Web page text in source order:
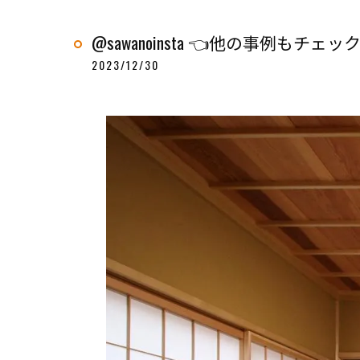
@sawanoinsta 👈他の事例もチェッ
2023/12/30